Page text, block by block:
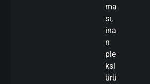
ma
sı,
ina
n
ple
ksi
ürü